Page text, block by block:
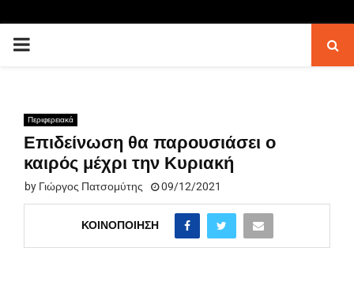
PRIMARY
Περιφερειακά
Επιδείνωση θα παρουσιάσει ο
καιρός μέχρι την Κυριακή
by Γιώργος Πατσομύτης 09/12/2021
ΚΟΙΝΟΠΟΊΗΣΗ